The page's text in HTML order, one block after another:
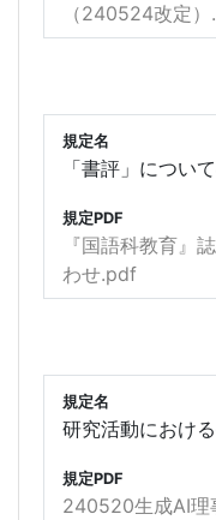
（240524改定
規定名
「書評」につい
規定PDF
『国語科教育』
わせ.pdf
規定名
研究活動におけ
規定PDF
240520生成AI理